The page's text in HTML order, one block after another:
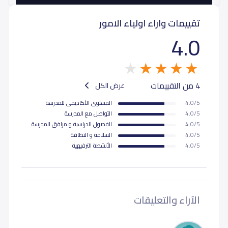
تقييمات واراء اولياء الامور
4.0
4 من التقييمات عرض الكل
4.0/5
المستوى اﻷكاديمى للمدرسة
4.0/5
التواصل مع المدرسة
4.0/5
الفصول الدراسية و مرافق المدرسة
4.0/5
السلامة و النظافة
4.0/5
اﻷنشطة الترفيهية
الآراء والتعليقات